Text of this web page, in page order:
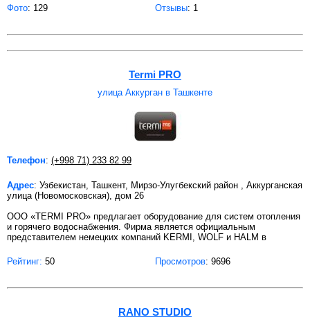
Фото: 129 Отзывы: 1
Termi PRO
улица Аккурган в Ташкенте
Телефон: (+998 71) 233 82 99
Адрес: Узбекистан, Ташкент, Мирзо-Улугбекский район , Аккурганская
улица (Новомосковская), дом 26
ООО «TERMI PRO» предлагает оборудование для систем отопления
и горячего водоснабжения. Фирма является официальным
представителем немецких компаний KERMI, WOLF и HALM в
Рейтинг: 50 Просмотров: 9696
RANO STUDIO